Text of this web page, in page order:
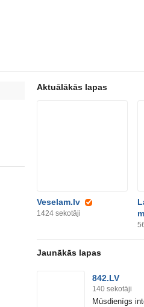
Aktuālākās lapas
Veselam.lv
1424 sekotāji
Jaunākās lapas
842.LV
140 sekotāji
Mūsdienīgs